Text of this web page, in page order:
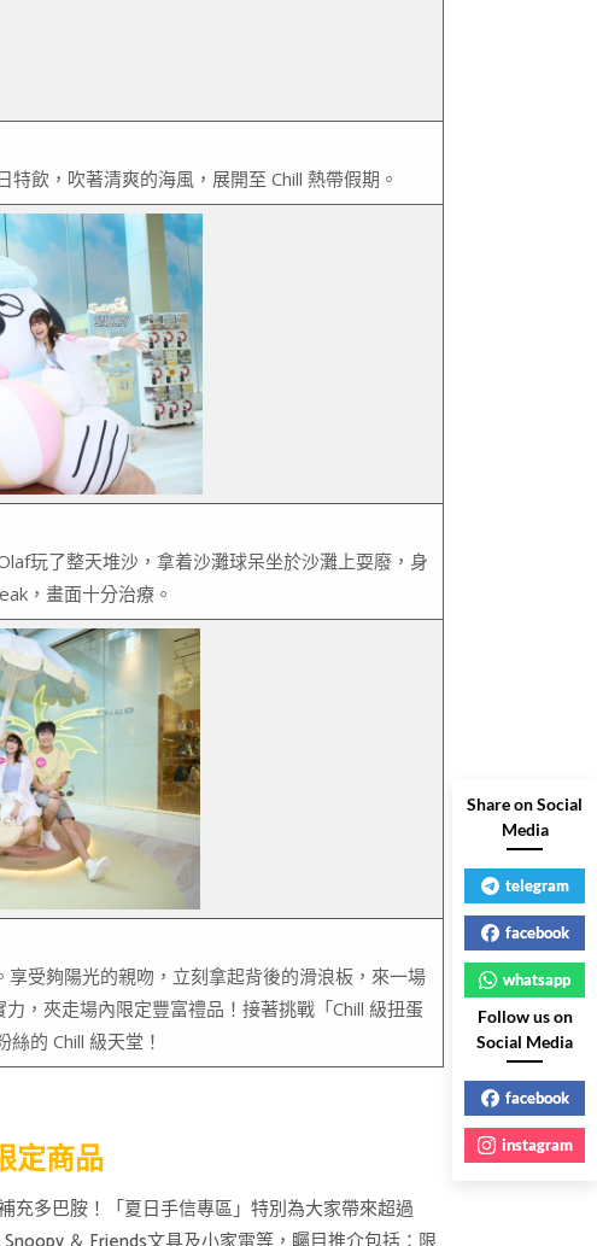
飲，吹著清爽的海風，展開至 Chill 熱帶假期。
玩了整天堆沙，拿着沙灘球呆坐於沙灘上耍廢，身
，畫面十分治療。
受夠陽光的親吻，立刻拿起背後的滑浪板，來一場
，夾走場內限定豐富禮品！接著挑戰「Chill 級扭蛋
的 Chill 級天堂！
定商品
充多巴胺！「夏日手信專區」特別為大家帶來超過
Share on Social
Media
telegram
facebook
whatsapp
Follow us on
Social Media
facebook
instagram